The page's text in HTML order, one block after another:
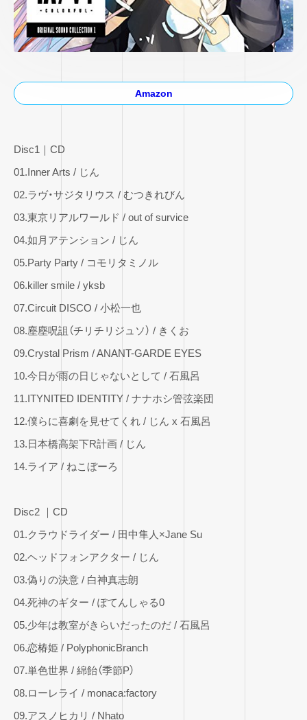
Amazon
Disc1｜CD
01.Inner Arts / じん
02.ラヴ・サジタリウス / むつきれびん
03.東京リアルワールド / out of survice
04.如月アテンション / じん
05.Party Party / コモリタミノル
06.killer smile / yksb
07.Circuit DISCO / 小松一也
08.塵塵呪詛（チリチリジュソ） / きくお
09.Crystal Prism / ANANT-GARDE EYES
10.今日が雨の日じゃないとして / 石風呂
11.ITYNITED IDENTITY / ナナホシ管弦楽団
12.僕らに喜劇を見せてくれ / じん x 石風呂
13.日本橋高架下R計画 / じん
14.ライア / ねこぼーろ
Disc2 ｜CD
01.クラウドライダー / 田中隼人×Jane Su
02.ヘッドフォンアクター / じん
03.偽りの決意 / 白神真志朗
04.死神のギター / ぽてんしゃる0
05.少年は教室がきらいだったのだ / 石風呂
06.恋椿姫 / PolyphonicBranch
07.単色世界 / 綿飴（季節P）
08.ローレライ / monaca:factory
09.アスノヒカリ / Nhato